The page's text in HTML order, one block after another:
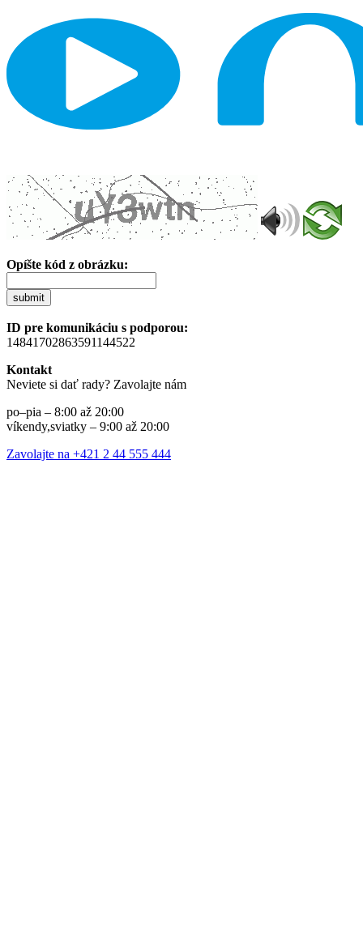
Opíšte kód z obrázku:
submit
ID pre komunikáciu s podporou:
14841702863591144522
Kontakt
Neviete si dať rady? Zavolajte nám
po–pia – 8:00 až 20:00
víkendy,sviatky – 9:00 až 20:00
Zavolajte na +421 2 44 555 444